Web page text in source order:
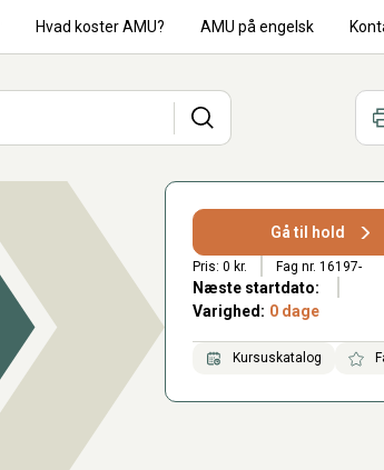
Hvad koster AMU? AMU på engelsk
Søg
Gå til hold
Pris: 0 kr. Fag nr. 16197-
Næste startdato:
Varighed: 0 dage
Kursuskatalog